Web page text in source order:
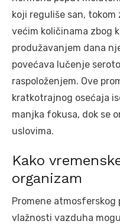
koji reguliše san, tokom
većim količinama zbog
produžavanjem dana
povećava lučenje
raspoloženjem. Ove
kratkotrajnog osećaja
manjka fokusa, dok se
uslovima.
Kako
organizam
Promene
vlažnosti vazduha